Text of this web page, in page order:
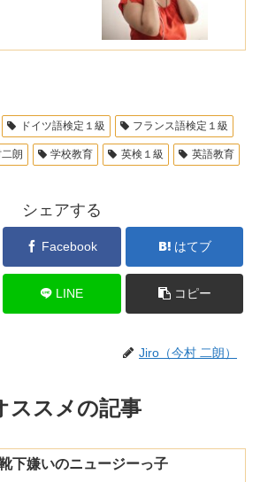
ドイツ語検定１級 フランス語検定１級
朗 学校教育 英検１級 英語教育
シェアする
Facebook はてブ
LINE コピー
Jiro（今村 二朗）
ススメの記事
下嫌いのニュージーっ子